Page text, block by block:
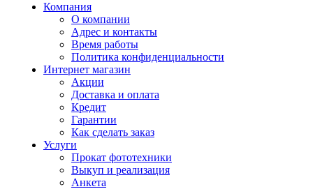
Компания
О компании
Адрес и контакты
Время работы
Политика конфиденциальности
Интернет магазин
Акции
Доставка и оплата
Кредит
Гарантии
Как сделать заказ
Услуги
Прокат фототехники
Выкуп и реализация
Анкета